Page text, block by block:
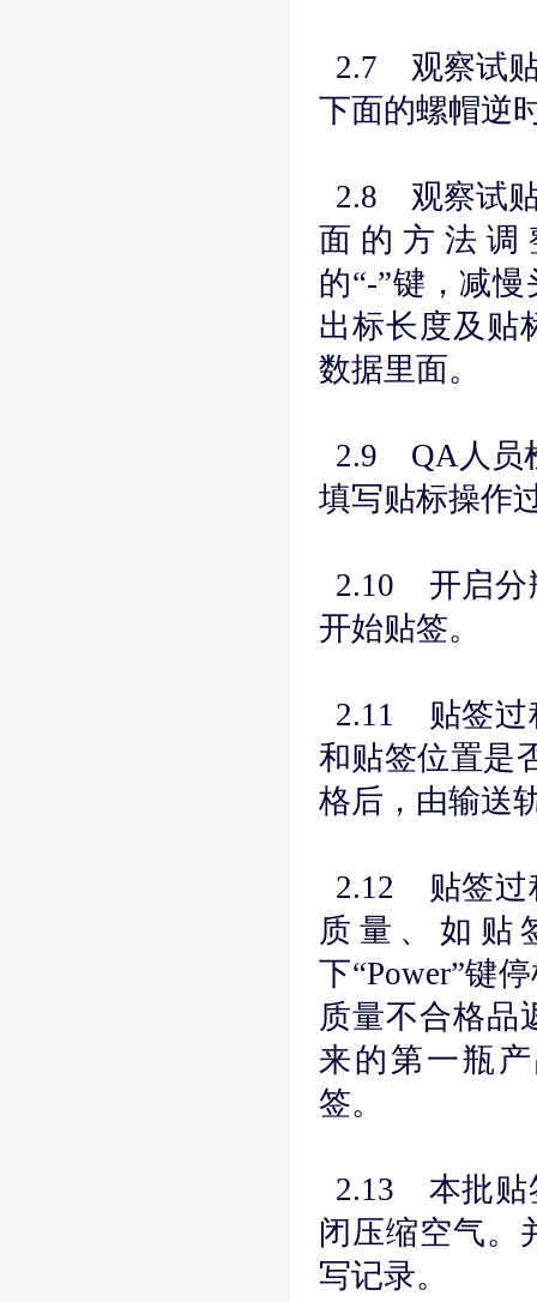
2.7 观察试贴
下面的螺帽
2.8 观察试贴
面的方法调
的“-”键，减
出标长度及贴
数据里面。
2.9 QA人员
填写贴标操
2.10 开启分
开始贴签
2.11 贴签过
和贴签位置是
格后，由输送
2.12 贴签过
质量、如贴
下“Power”键
质量不合格品
来的第一瓶
签。
2.13 本批贴
闭压缩空气。
写记录。